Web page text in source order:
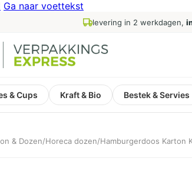
Ga naar voettekst
levering in 2 werkdagen,
& Cups Kraft & Bio Bestek & Servies
& Dozen/Horeca dozen/Hamburgerdoos Karton